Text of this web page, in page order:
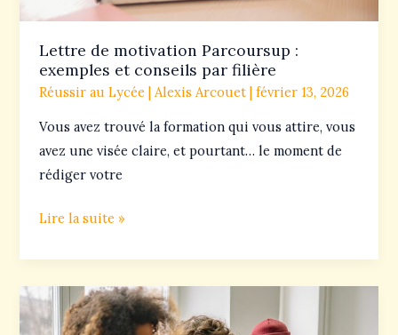
Lettre de motivation Parcoursup :
exemples et conseils par filière
Réussir au Lycée |Alexis Arcouet |février 13, 2026
Vous avez trouvé la formation qui vous attire, vous
avez une visée claire, et pourtant… le moment de
rédiger votre
filière
Lire la suite »
Calendrier
Parcoursup